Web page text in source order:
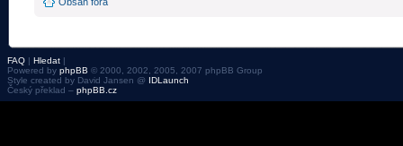
FAQ | Hledat |
Powered by phpBB © 2000, 2002, 2005, 2007 phpBB Group
Style created by David Jansen @ IDLaunch
Český překlad – phpBB.cz